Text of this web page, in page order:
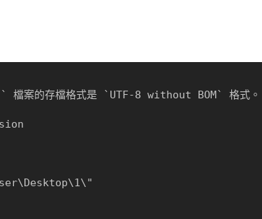
檔案的存檔格式是 `UTF-8 without BOM` 格式。